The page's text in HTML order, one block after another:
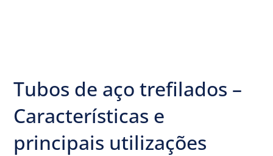
Tubos de aço trefilados –
Características e
principais utilizações